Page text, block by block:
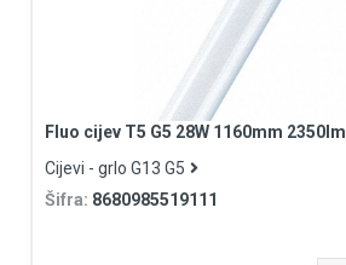
Fluo cijev T5 G5 28W 1160mm 2350lm
Cijevi - grlo G13 G5
Šifra: 8680985519111